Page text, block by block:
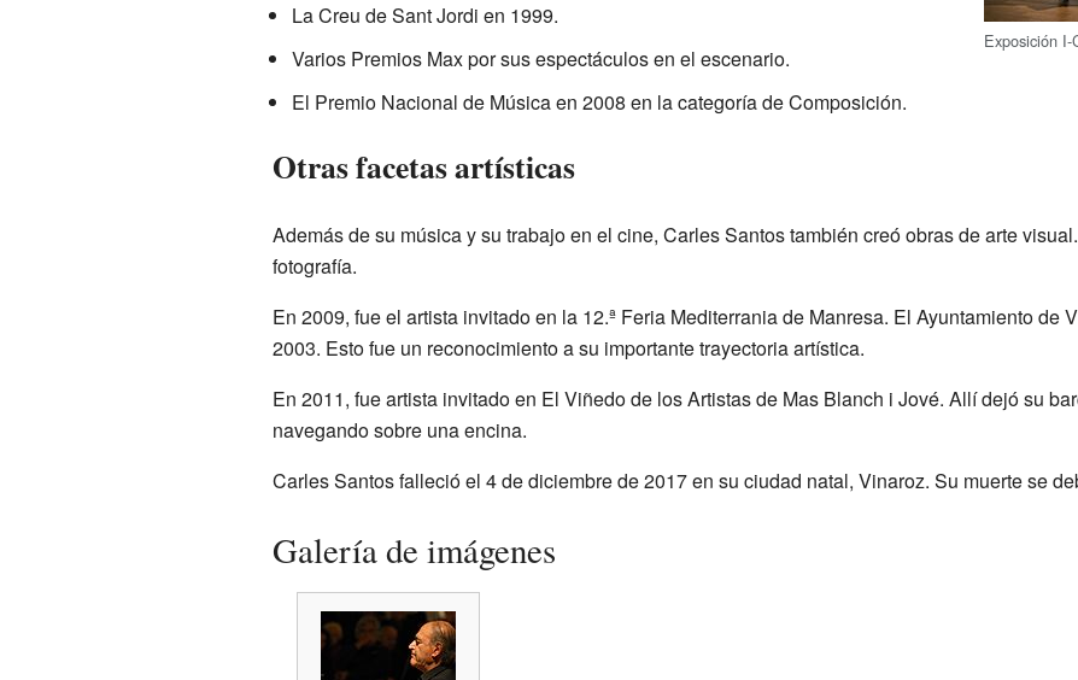
Exposición
La Creu de Sant Jordi en 1999.
Varios Premios Max por sus espectáculos en el escenario.
El Premio Nacional de Música en 2008 en la categoría de Composición.
Otras facetas artísticas
Además de su música y su trabajo en el cine, Carles Santos también creó obras de arte
fotografía.
En 2009, fue el artista invitado en la 12.ª Feria Mediterrania de Manresa. El Ayuntamiento de
2003. Esto fue un reconocimiento a su importante trayectoria artística.
En 2011, fue artista invitado en El Viñedo de los Artistas de Mas Blanch i Jové. Allí dejó su
navegando sobre una encina.
Carles Santos falleció el 4 de diciembre de 2017 en su ciudad natal, Vinaroz. Su muerte se
Galería de imágenes